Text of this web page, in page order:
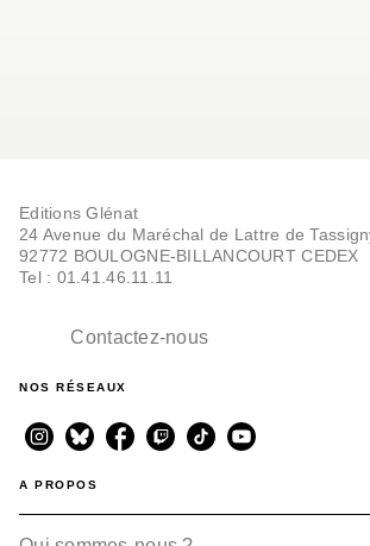
Editions Glénat
24 Avenue du Maréchal de Lattre de
92772 BOULOGNE-BILLANCOURT CEDEX
Tel : 01.41.46.11.11
Contactez-nous
NOS RÉSEAUX
A PROPOS